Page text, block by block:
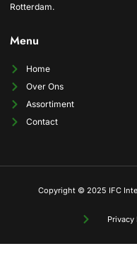
Rotterdam.
Menu
Home
Over Ons
Assortiment
Contact
Copyright © 2025 IFC
Privacy